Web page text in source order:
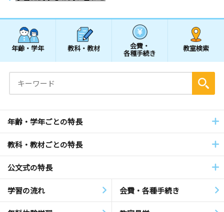
年齢・学年 教科・教材 会費・
各種手続き
教室検索
年齢・学年ごとの特長
教科・教材ごとの特長
公文式の特長
学習の流れ 会費・各種手続き